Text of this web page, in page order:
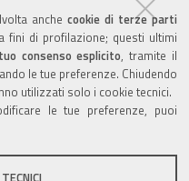
anchecookie di terze parti
fini di profilazione; questi ultimi
consenso esplicito, tramite il
le tue preferenze. Chiudendo
utilizzati solo i cookie tecnici.
le tue preferenze, puoi